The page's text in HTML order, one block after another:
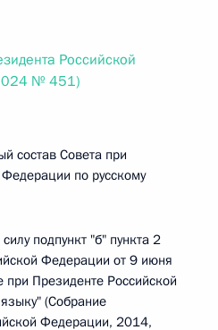
Российской
№ 451)
состав Совета при
по русскому
подпункт "б" пункта 2
Федерации от 9 июня
Президенте Российской
(Собрание
Федерации, 2014,